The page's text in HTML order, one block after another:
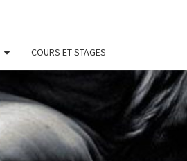
COURS ET STAGES